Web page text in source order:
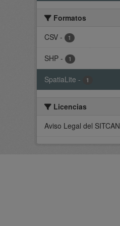
Formatos
CSV - 1
SHP - 1
SpatiaLite - 1
Licencias
Aviso Legal del SITCAN